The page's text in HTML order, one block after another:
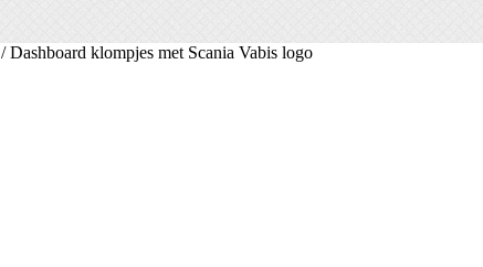
/ Dashboard klompjes met Scania Vabis logo